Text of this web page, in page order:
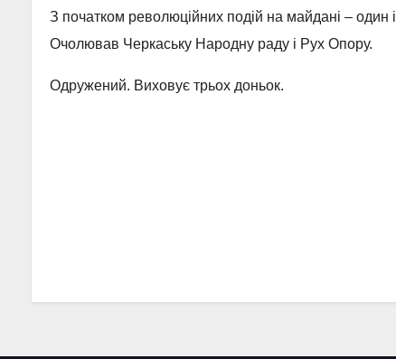
З початком революційних подій на майдані – один
Очолював Черкаську Народну раду і Рух Опору.
Одружений. Виховує трьох доньок.